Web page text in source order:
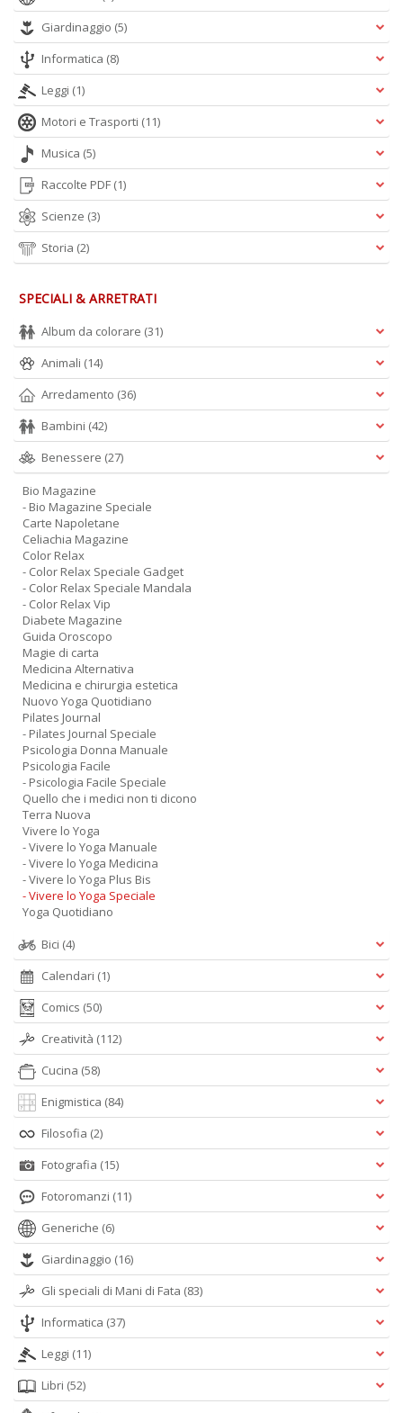
Giardinaggio (5)
Informatica (8)
Leggi (1)
Motori e Trasporti (11)
Musica (5)
Raccolte PDF (1)
Scienze (3)
Storia (2)
SPECIALI & ARRETRATI
Album da colorare (31)
Animali (14)
Arredamento (36)
Bambini (42)
Benessere (27)
Bio Magazine
- Bio Magazine Speciale
Carte Napoletane
Celiachia Magazine
Color Relax
- Color Relax Speciale Gadget
- Color Relax Speciale Mandala
- Color Relax Vip
Diabete Magazine
Guida Oroscopo
Magie di carta
Medicina Alternativa
Medicina e chirurgia estetica
Nuovo Yoga Quotidiano
Pilates Journal
- Pilates Journal Speciale
Psicologia Donna Manuale
Psicologia Facile
- Psicologia Facile Speciale
Quello che i medici non ti dicono
Terra Nuova
Vivere lo Yoga
- Vivere lo Yoga Manuale
- Vivere lo Yoga Medicina
- Vivere lo Yoga Plus Bis
- Vivere lo Yoga Speciale
Yoga Quotidiano
Bici (4)
Calendari (1)
Comics (50)
Creatività (112)
Cucina (58)
Enigmistica (84)
Filosofia (2)
Fotografia (15)
Fotoromanzi (11)
Generiche (6)
Giardinaggio (16)
Gli speciali di Mani di Fata (83)
Informatica (37)
Leggi (11)
Libri (52)